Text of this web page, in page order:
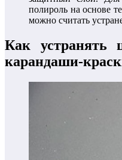
полироль на основе
можно считать
Как устранять
карандаши-